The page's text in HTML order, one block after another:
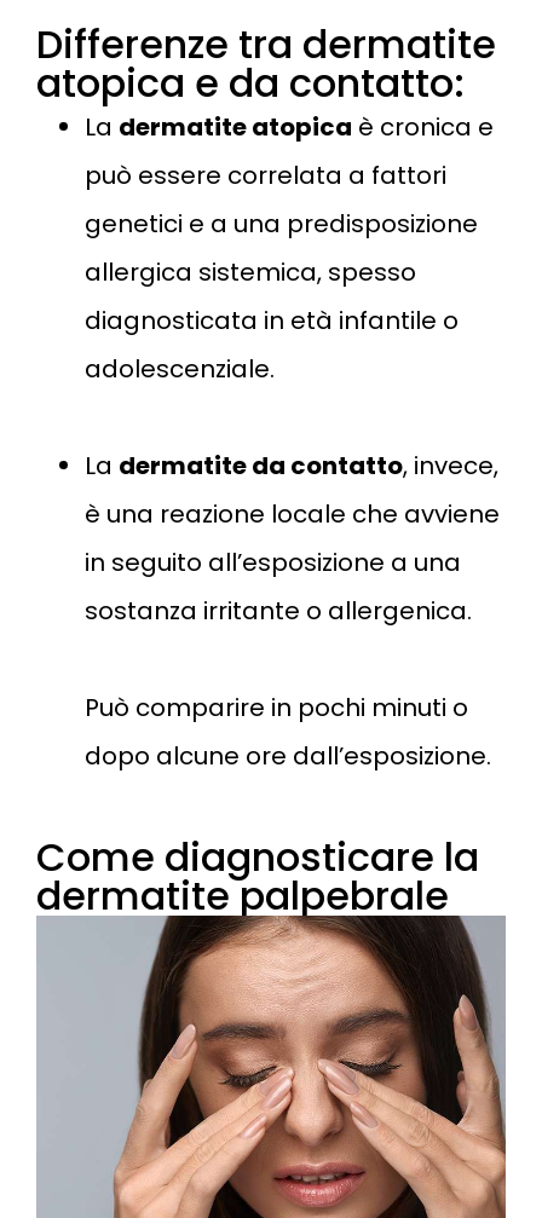
Differenze tra dermatite
atopica e da contatto:
La dermatite atopica è cronica e
può essere correlata a fattori
genetici e a una predisposizione
allergica sistemica, spesso
diagnosticata in età infantile o
adolescenziale.
La dermatite da contatto, invece,
è una reazione locale che avviene
in seguito all’esposizione a una
sostanza irritante o allergenica.
Può comparire in pochi minuti o
dopo alcune ore dall’esposizione.
Come diagnosticare la
dermatite palpebrale